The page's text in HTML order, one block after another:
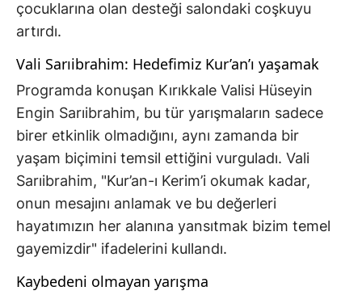
çocuklarına olan desteği salondaki coşkuyu
artırdı.
Vali Sarıibrahim: Hedefimiz Kur’an’ı yaşamak
Programda konuşan Kırıkkale Valisi Hüseyin
Engin Sarıibrahim, bu tür yarışmaların sadece
birer etkinlik olmadığını, aynı zamanda bir
yaşam biçimini temsil ettiğini vurguladı. Vali
Sarıibrahim, "Kur’an-ı Kerim’i okumak kadar,
onun mesajını anlamak ve bu değerleri
hayatımızın her alanına yansıtmak bizim temel
gayemizdir" ifadelerini kullandı.
Kaybedeni olmayan yarışma